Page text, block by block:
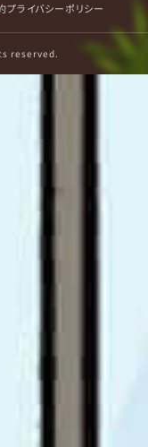
プライバシーポリシー
reserved.